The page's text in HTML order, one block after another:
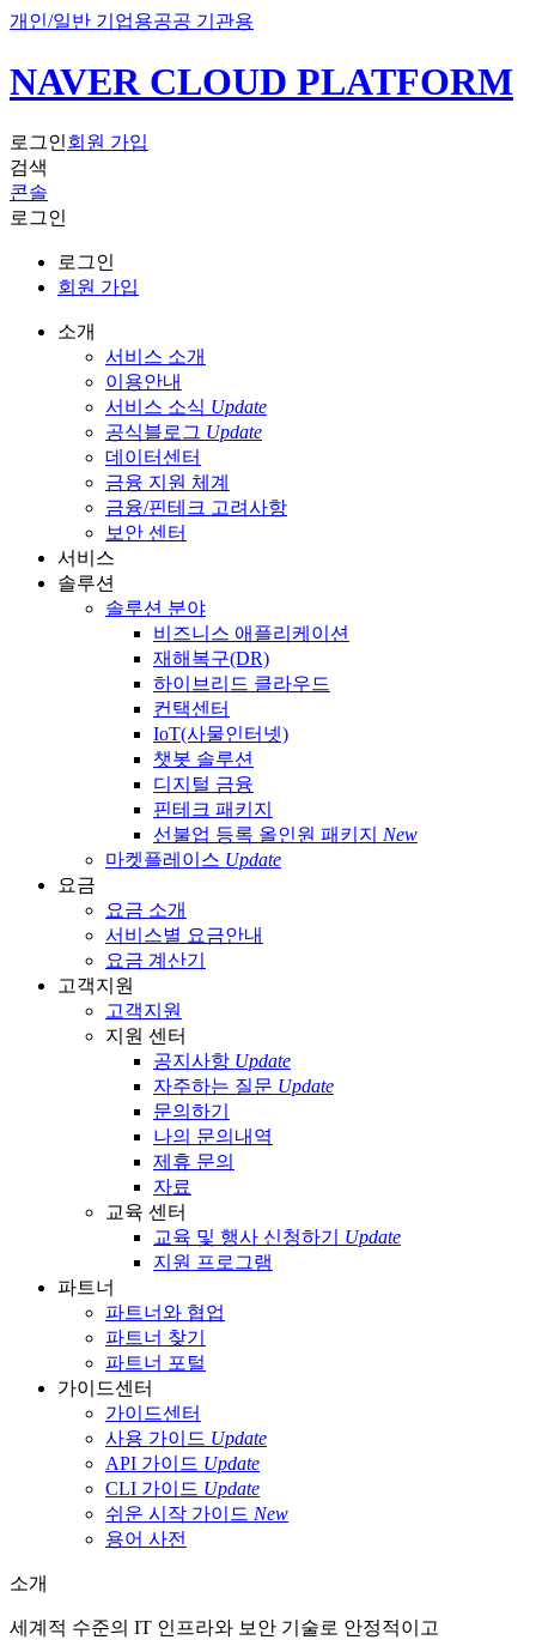
개인/일반 기업용공공 기관용
NAVER CLOUD PLATFORM
로그인회원 가입
검색
콘솔
로그인
로그인
회원 가입
소개
서비스 소개
이용안내
서비스 소식 Update
공식블로그 Update
데이터센터
금융 지원 체계
금융/핀테크 고려사항
보안 센터
서비스
솔루션
솔루션 분야
비즈니스 애플리케이션
재해복구(DR)
하이브리드 클라우드
컨택센터
IoT(사물인터넷)
챗봇 솔루션
디지털 금융
핀테크 패키지
선불업 등록 올인원 패키지 New
마켓플레이스 Update
요금
요금 소개
서비스별 요금안내
요금 계산기
고객지원
고객지원
지원 센터
공지사항 Update
자주하는 질문 Update
문의하기
나의 문의내역
제휴 문의
자료
교육 센터
교육 및 행사 신청하기 Update
지원 프로그램
파트너
파트너와 협업
파트너 찾기
파트너 포털
가이드센터
가이드센터
사용 가이드 Update
API 가이드 Update
CLI 가이드 Update
쉬운 시작 가이드 New
용어 사전
소개
세계적 수준의 IT 인프라와 보안 기술로 안정적이고